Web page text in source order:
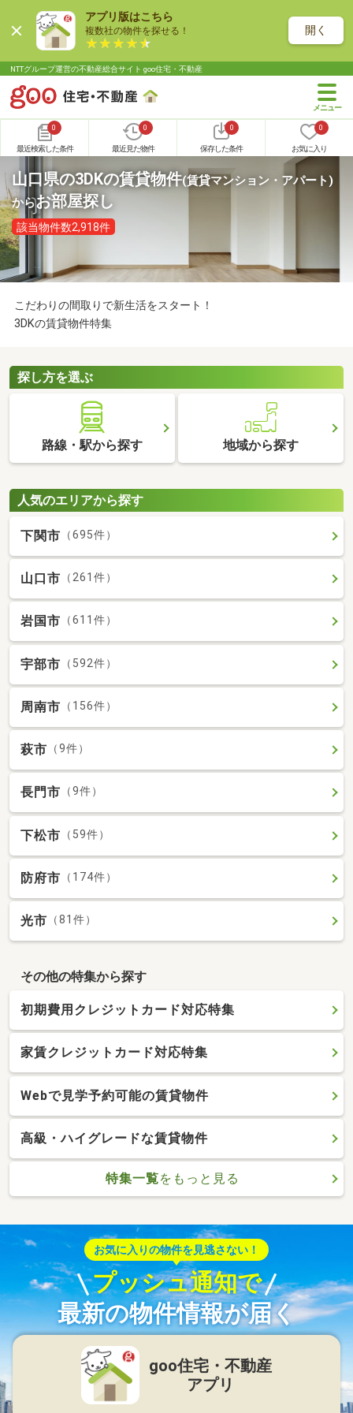
アプリ版はこちら
複数社の物件を探せる！ 開く
NTTグループ運営の不動産総合サイト goo住宅・不動産
0
最近検索した条件
0
最近見た物件
0
保存した条件
0
お気に入り
山口県の3DKの賃貸物件(賃貸マンション・アパート)
からお部屋探し
該当物件数2,918件
こだわりの間取りで新生活をスタート！
3DKの賃貸物件特集
探し方を選ぶ
路線・駅から探す 地域から探す
人気のエリアから探す
下関市 （695件）
山口市 （261件）
岩国市 （611件）
宇部市 （592件）
周南市 （156件）
萩市 （9件）
長門市 （9件）
下松市 （59件）
防府市 （174件）
光市 （81件）
その他の特集から探す
初期費用クレジットカード対応特集
家賃クレジットカード対応特集
Webで見学予約可能の賃貸物件
高級・ハイグレードな賃貸物件
特集一覧をもっと見る
お気に入りの物件を見逃さない！
プッシュ通知で
最新の物件情報が届く
goo住宅・不動産
アプリ